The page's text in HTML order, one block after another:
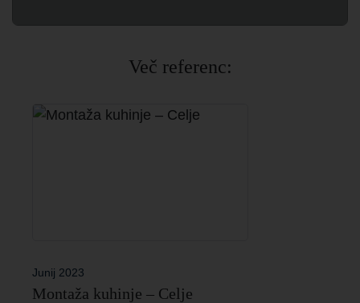
Več referenc:
Junij 2023
Montaža kuhinje – Celje